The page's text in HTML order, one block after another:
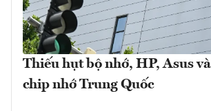
Thiếu hụt bộ nhớ, HP, Asus
chip nhớ Trung Quốc